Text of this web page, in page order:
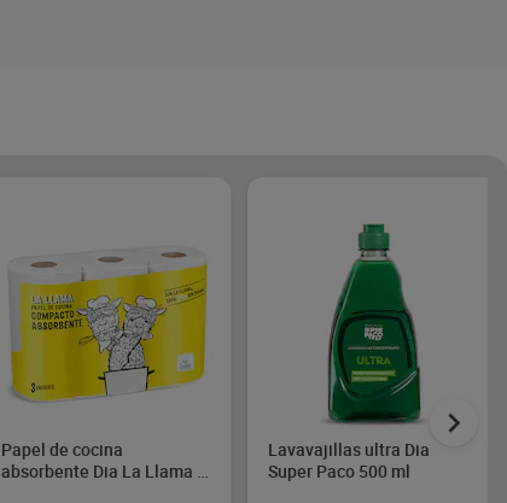
Papel de cocina
absorbente Dia La Llama 3
Lavavajillas ultra Dia
Super Paco 500 ml